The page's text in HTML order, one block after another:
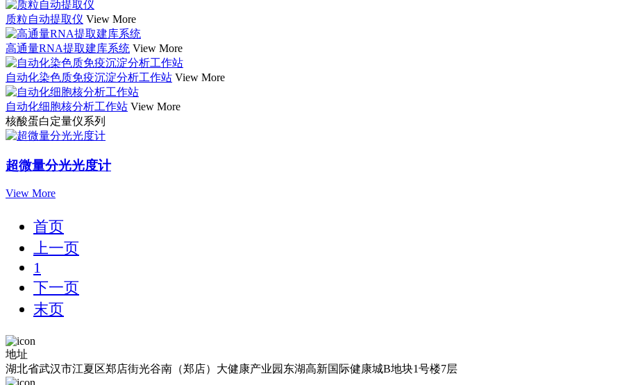
质粒自动提取仪 View More
高通量RNA提取建库系统 View More
自动化染色质免疫沉淀分析工作站 View More
自动化细胞核分析工作站 View More
核酸蛋白定量仪系列
超微量分光光度计
View More
首页
上一页
1
下一页
末页
地址
湖北省武汉市江夏区郑店街光谷南（郑店）大健康产业园东湖高新国际健康城B地块1号楼7层